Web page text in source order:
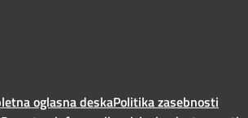
oglasna deskaPolitika zasebnosti